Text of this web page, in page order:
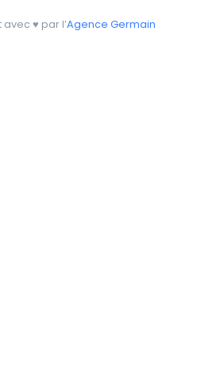
♥ par l’Agence Germain